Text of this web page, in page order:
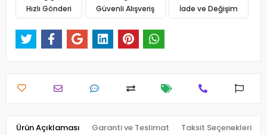
Hızlı Gönderi Güvenli Alışveriş İade ve Değişim
Ürün Açıklaması Garanti ve Teslimat Taksit Seçenekleri